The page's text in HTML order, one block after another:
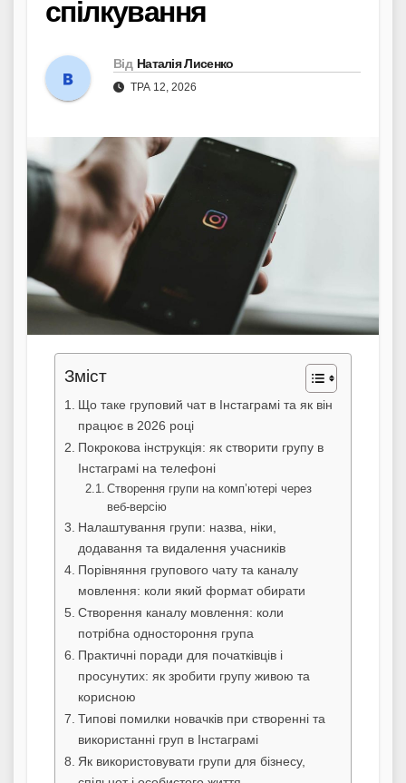
спілкування
Від Наталія Лисенко
ТРА 12, 2026
Зміст
Що таке груповий чат в Інстаграмі та як він
працює в 2026 році
Покрокова інструкція: як створити групу в
Інстаграмі на телефоні
Створення групи на комп’ютері через
веб-версію
Налаштування групи: назва, ніки,
додавання та видалення учасників
Порівняння групового чату та каналу
мовлення: коли який формат обирати
Створення каналу мовлення: коли
потрібна одностороння група
Практичні поради для початківців і
просунутих: як зробити групу живою та
корисною
Типові помилки новачків при створенні та
використанні груп в Інстаграмі
Як використовувати групи для бізнесу,